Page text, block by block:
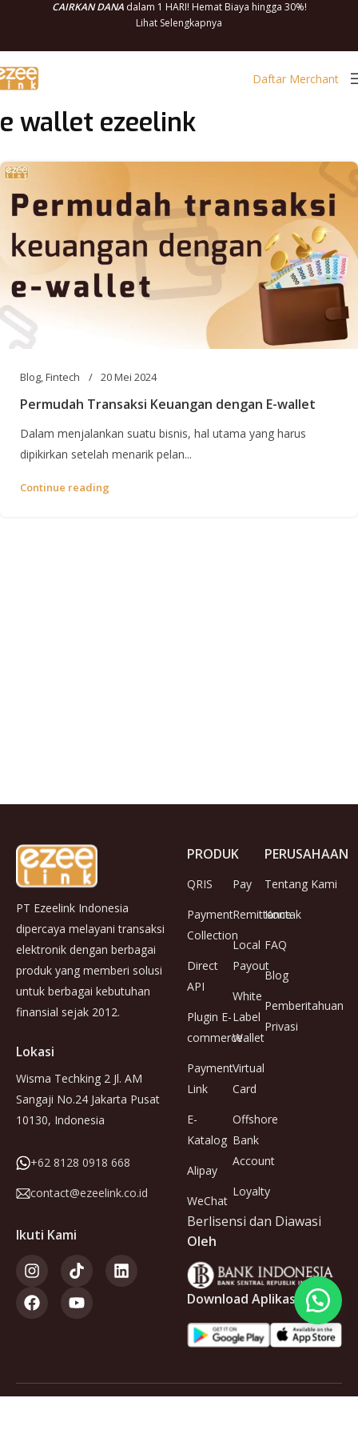
CAIRKAN DANAdalam 1 HARI! Hemat Biaya hingga 30%!
Lihat Selengkapnya
Daftar Merchant
e wallet ezeelink
Blog,Fintech 20 Mei 2024
Permudah Transaksi Keuangan dengan E-wallet
Dalam menjalankan suatu bisnis, hal utama yang harus
dipikirkan setelah menarik pelan...
Continue reading
PT Ezeelink Indonesia
dipercaya melayani transaksi
elektronik dengan berbagai
produk yang memberi solusi
untuk berbagai kebutuhan
finansial sejak 2012.
Lokasi
Wisma Techking 2 Jl. AM
Sangaji No.24 Jakarta Pusat
10130, Indonesia
+62 8128 0918 668
contact@ezeelink.co.id
Ikuti Kami
PRODUK
QRIS
Payment
Collection
Direct
API
Plugin E-
commerce
Payment
Link
E-
Katalog
Alipay
WeChat
Pay
Remittance
Local
Payout
White
Label
Wallet
Virtual
Card
Offshore
Bank
Account
Loyalty
PERUSAHAAN
Tentang Kami
Kontak
FAQ
Blog
Pemberitahuan
Privasi
Berlisensi dan Diawasi
Oleh
Download Aplikasi